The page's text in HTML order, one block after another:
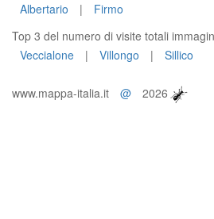
Albertario
|
Firmo
Top 3 del numero di visite totali
Veccialone
| Villongo | Sillico
www.mappa-italia.it @ 2026